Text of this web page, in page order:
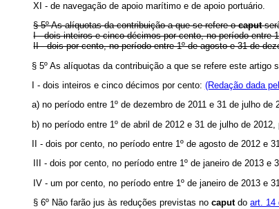
XI - de navegação de apoio marítimo e de apoio portuário.
§ 5ºAs alíquotas da contribuição a que se refere ocaput
I - dois inteiros e cinco décimos por cento, no período entre
II - dois por cento, no período entre 1ºde agosto e 31 de
§ 5º As alíquotas da contribuição a que se refere este artigo
I - dois inteiros e cinco décimos por cento: (Redação dada
a) no período entre 1º de dezembro de 2011 e 31 de julho
b) no período entre 1º de abril de 2012 e 31 de julho de
II - dois por cento, no período entre 1º de agosto de 2012 e
III - dois por cento, no período entre 1º de janeiro de 2013
IV - um por cento, no período entre 1º de janeiro de 2013 e
§ 6º Não farão jus às reduções previstas nocaputdoart. 14